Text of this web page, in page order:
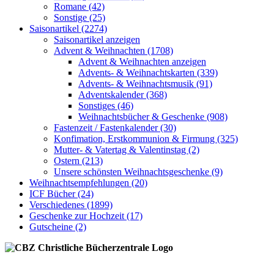
Romane (42)
Sonstige (25)
Saisonartikel (2274)
Saisonartikel anzeigen
Advent & Weihnachten (1708)
Advent & Weihnachten anzeigen
Advents- & Weihnachtskarten (339)
Advents- & Weihnachtsmusik (91)
Adventskalender (368)
Sonstiges (46)
Weihnachtsbücher & Geschenke (908)
Fastenzeit / Fastenkalender (30)
Konfimation, Erstkommunion & Firmung (325)
Mutter- & Vatertag & Valentinstag (2)
Ostern (213)
Unsere schönsten Weihnachtsgeschenke (9)
Weihnachtsempfehlungen (20)
ICF Bücher (24)
Verschiedenes (1899)
Geschenke zur Hochzeit (17)
Gutscheine (2)